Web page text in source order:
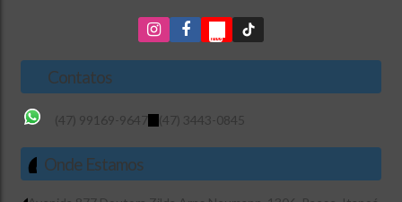
Contatos
(47) 99169-9647 (47) 3443-0845
Onde Estamos